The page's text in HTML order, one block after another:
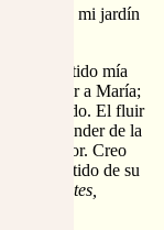
Ni en mi jardín
había sentido mía
de aligerar a María;
yo cuidado. El fluir
el descender de la
sembrador. Creo
el sentido de su
los montes,